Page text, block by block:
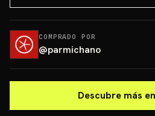
COMPRADO POR
@parmichano
Descubre más